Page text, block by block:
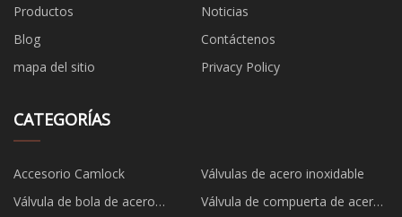
Productos
Noticias
Blog
Contáctenos
mapa del sitio
Privacy Policy
CATEGORÍAS
Accesorio Camlock
Válvulas de acero inoxidable
Válvula de bola de acero
Válvula de compuerta de acero